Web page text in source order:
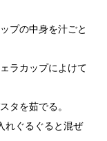
プの中身を汁ごと
ラカップによけて
タを茹でる。
れぐるぐると混ぜ